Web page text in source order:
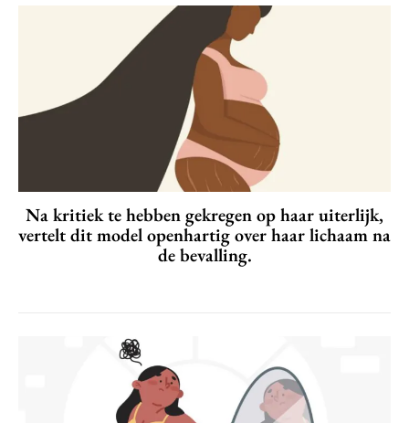
Na kritiek te hebben gekregen op haar uiterlijk,
vertelt dit model openhartig over haar lichaam na
de bevalling.